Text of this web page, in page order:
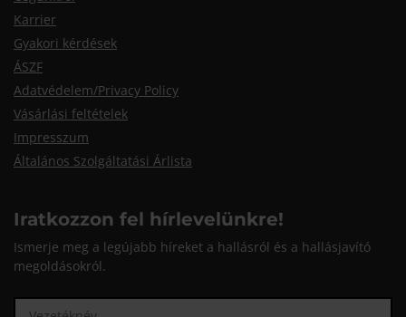
Karrier
Gyakori kérdések
ÁSZF
Adatvédelem/Privacy Policy
Vásárlási feltételek
Impresszum
Általános Szolgáltatási Árlista
Iratkozzon fel hírlevelünkre!
Ismerje meg a legújabb híreket a hallásról és a hallásjavító
megoldásokról.